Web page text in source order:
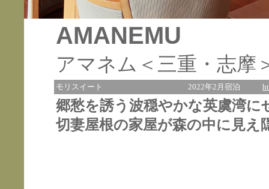
AMANEMU
アマネム＜三重・志摩
モリスイート 2022年2月宿泊
郷愁を誘う波穏やかな英虞湾
切妻屋根の家屋が森の中に見